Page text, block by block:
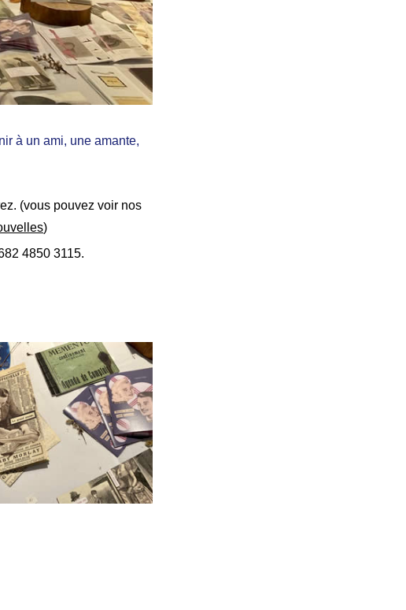
à un ami, une amante,
(vous pouvez voir nos
)
4850 3115.